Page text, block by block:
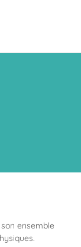
ensemble